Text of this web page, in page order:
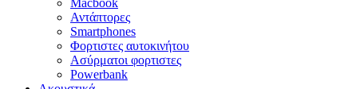
Macbook
Αντάπτορες
Smartphones
Φορτιστες αυτοκινήτου
Ασύρματοι φορτιστες
Powerbank